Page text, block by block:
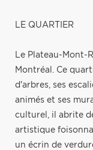
LE QUARTIER
Le Plateau-Mont-
Montréal. Ce
d'arbres, ses
animés et ses
culturel, il abrite
artistique
un écrin de